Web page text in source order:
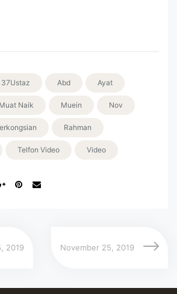
37Ustaz Abd Ayat
Muat Naik Muein Nov
Rahman
Telfon Video Video
2019 November 25, 2019